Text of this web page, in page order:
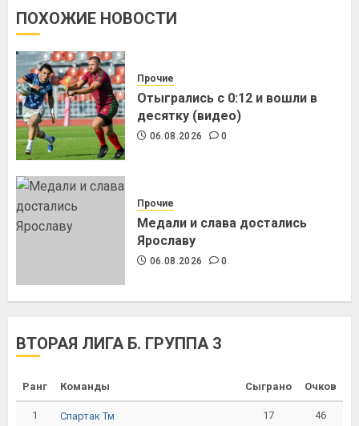
ПОХОЖИЕ НОВОСТИ
Прочие
Отыгрались с 0:12 и вошли в
десятку (видео)
06.08.2026 0
Прочие
Медали и слава достались
Ярославу
06.08.2026 0
ВТОРАЯ ЛИГА Б. ГРУППА 3
Ранг Команды Сыграно Очков
1 Спартак Тм 17 46